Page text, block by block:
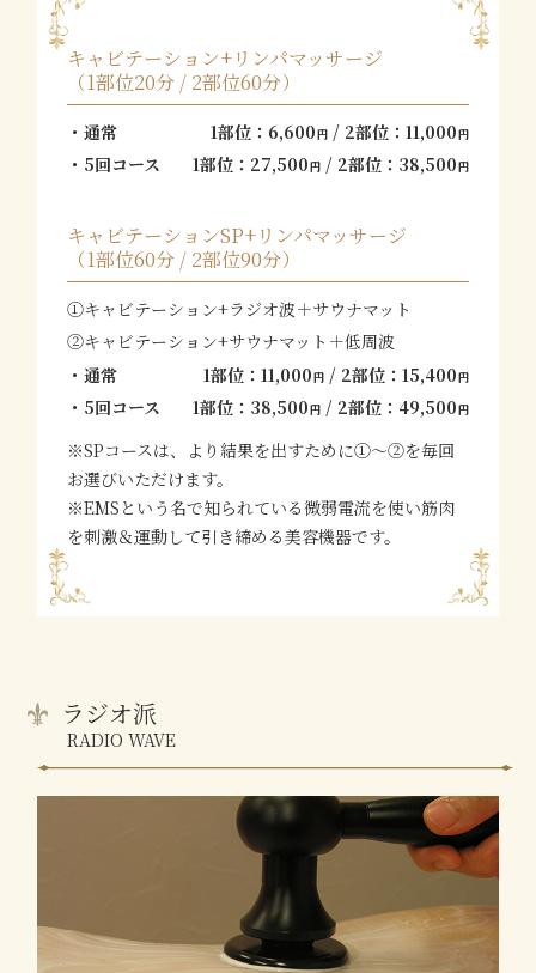
キャビテーション+リンパマッサージ
（1部位20分 / 2部位60分）
通常 1部位：6,600円/ 2部位：11,000円
5回コース 1部位：27,500円/ 2部位：38,500円
キャビテーションSP+リンパマッサージ
（1部位60分 / 2部位90分）
①キャビテーション+ラジオ波＋サウナマット
②キャビテーション+サウナマット＋低周波
通常
1部位：11,000円/ 2部位：15,400円
5回コース 1部位：38,500円/ 2部位：49,500円
※SPコースは、より結果を出すために①～②を毎回
お選びいただけます。
※EMSという名で知られている微弱電流を使い筋肉
を刺激＆運動して引き締める美容機器です。
ラジオ派
RADIO WAVE